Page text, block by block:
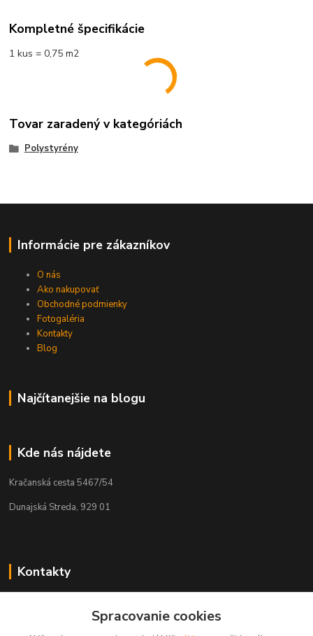
Kompletné špecifikácie
1 kus = 0,75 m2
Tovar zaradený v kategóriách
Polystyrény
Informácie pre zákazníkov
O nás
Ako nakupovať
Obchodné podmienky
Fotogaléria
Kontakty
Blog
Najčítanejšie na blogu
Kde nás nájdete
Kračanská cesta 5467/54
Dunajská Streda, 929 01
Kontakty
+421 908 775 701
Spracovanie cookies